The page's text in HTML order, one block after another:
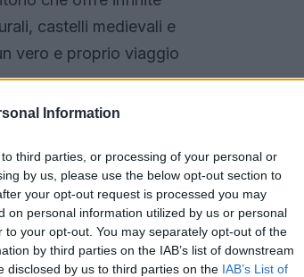
Information
third parties, or processing of your personal or
by us, please use the below opt-out section to
your opt-out request is processed you may
on personal information utilized by us or personal
your opt-out. You may separately opt-out of the
by third parties on the IAB’s list of downstream
disclosed by us to third parties on the IAB’s List of
castelli medievali e
vero e proprio viaggio